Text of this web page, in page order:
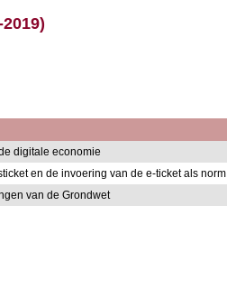
digitale economie
en de invoering van de e-ticket als norm
van de Grondwet